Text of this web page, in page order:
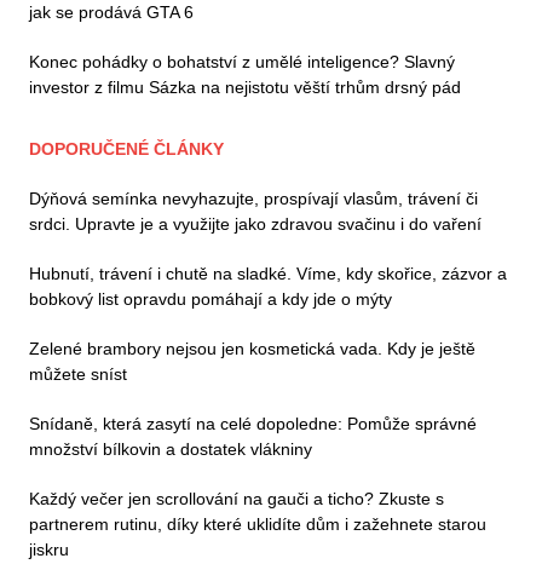
jak se prodává GTA 6
Konec pohádky o bohatství z umělé inteligence? Slavný
investor z filmu Sázka na nejistotu věští trhům drsný pád
DOPORUČENÉ ČLÁNKY
Dýňová semínka nevyhazujte, prospívají vlasům, trávení či
srdci. Upravte je a využijte jako zdravou svačinu i do vaření
Hubnutí, trávení i chutě na sladké. Víme, kdy skořice, zázvor a
bobkový list opravdu pomáhají a kdy jde o mýty
Zelené brambory nejsou jen kosmetická vada. Kdy je ještě
můžete sníst
Snídaně, která zasytí na celé dopoledne: Pomůže správné
množství bílkovin a dostatek vlákniny
Každý večer jen scrollování na gauči a ticho? Zkuste s
partnerem rutinu, díky které uklidíte dům i zažehnete starou
jiskru